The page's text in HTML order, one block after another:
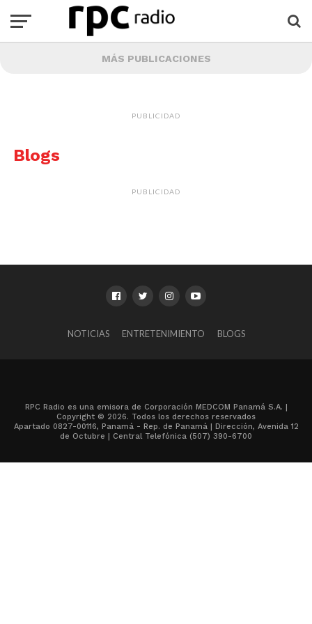
MÁS PUBLICACIONES
PUBLICIDAD
Blogs
PUBLICIDAD
NOTICIAS ENTRETENIMIENTO BLOGS
RPC Radio es una emisora de Corporación MEDCOM Panamá S.A. |
Copyright © 2026. Todos los derechos reservados
Apartado 0827-00116, Panamá - Rep. de Panamá | Dirección, Avenida 12
de Octubre | Central Telefónica (507) 390-6700